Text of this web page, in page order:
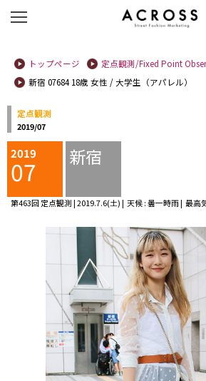
トップページ
定点観測/Fixed Point
新宿 07684 18歳 女性 / 大学生（アパレル）
定点観測
2019/07
2019
07 新宿
第463回 定点観測 | 2019.7.6(土) | 天候 : 曇一時雨 | 最